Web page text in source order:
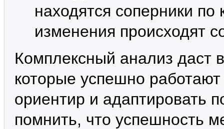
находятся соперники
изменения происходят
Комплексный анализ даст
которые успешно работают
ориентир и адаптировать
помнить, что успешность